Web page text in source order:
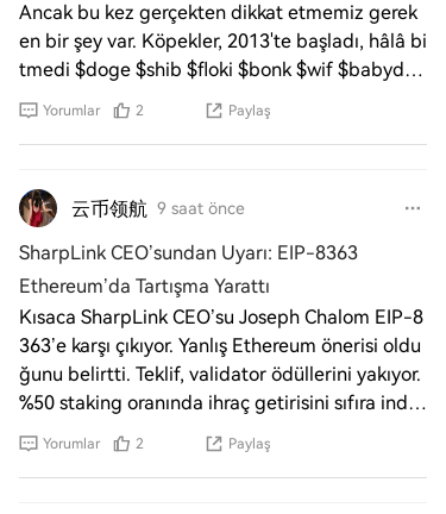
Ancak bu kez gerçekten dikkat etmemiz gerek
en bir şey var. Köpekler, 2013'te başladı, hâlâ bi
tmedi $doge $shib $floki $bonk $wif $babydog
e $myro Kurbağa
Yorumlar 2 Paylaş
云币领航 9 saat önce
SharpLink CEO’sundan Uyarı: EIP-8363
Ethereum’da Tartışma Yarattı
Kısaca SharpLink CEO’su Joseph Chalom EIP-8
363’e karşı çıkıyor. Yanlış Ethereum önerisi oldu
ğunu belirtti. Teklif, validator ödüllerini yakıyor.
%50 staking oranında ihraç getirisini sıfıra indiri
yor.
Yorumlar 2 Paylaş